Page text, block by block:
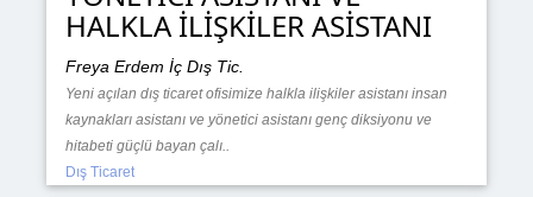
HALKLA İLİŞKİLER ASİSTANI
Freya Erdem İç Dış Tic.
Yeni açılan dış ticaret ofisimize halkla ilişkiler asistanı insan
kaynakları asistanı ve yönetici asistanı genç diksiyonu ve
hitabeti güçlü bayan çalı..
Dış Ticaret